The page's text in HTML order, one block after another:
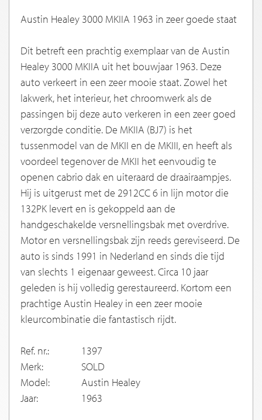
Austin Healey 3000 MKIIA 1963 in zeer goede staat
Dit betreft een prachtig exemplaar van de Austin
Healey 3000 MKIIA uit het bouwjaar 1963. Deze
auto verkeert in een zeer mooie staat. Zowel het
lakwerk, het interieur, het chroomwerk als de
passingen bij deze auto verkeren in een zeer goed
verzorgde conditie. De MKIIA (BJ7) is het
tussenmodel van de MKII en de MKIII, en heeft als
voordeel tegenover de MKII het eenvoudig te
openen cabrio dak en uiteraard de draairaampjes.
Hij is uitgerust met de 2912CC 6 in lijn motor die
132PK levert en is gekoppeld aan de
handgeschakelde versnellingsbak met overdrive.
Motor en versnellingsbak zijn reeds gereviseerd. De
auto is sinds 1991 in Nederland en sinds die tijd
van slechts 1 eigenaar geweest. Circa 10 jaar
geleden is hij volledig gerestaureerd. Kortom een
prachtige Austin Healey in een zeer mooie
kleurcombinatie die fantastisch rijdt.
Ref. nr.:
1397
Merk:
SOLD
Model:
Austin Healey
Jaar:
1963